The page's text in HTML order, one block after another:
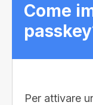
Come
Per attivare